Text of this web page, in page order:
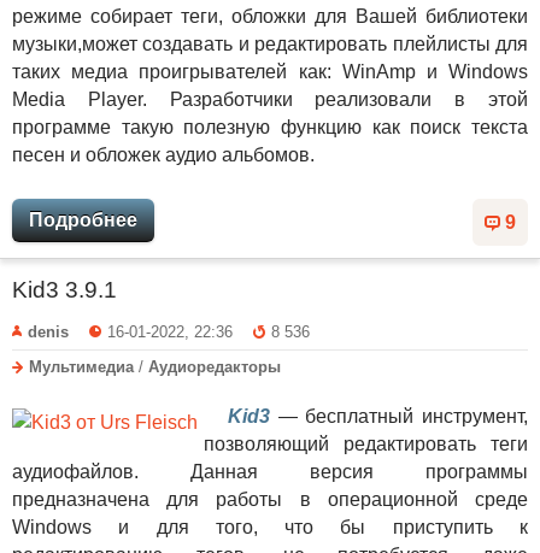
режиме собирает теги, обложки для Вашей библиотеки
музыки,может создавать и редактировать плейлисты для
таких медиа проигрывателей как: WinAmp и Windows
Media Player. Разработчики реализовали в этой
программе такую полезную функцию как поиск текста
песен и обложек аудио альбомов.
9
Подробнее
Kid3 3.9.1
denis 16-01-2022, 22:36
8 536
Мультимедиа / Аудиоредакторы
Kid3 — бесплатный инструмент,
позволяющий редактировать теги
аудиофайлов. Данная версия программы
предназначена для работы в операционной среде
Windows и для того, что бы приступить к